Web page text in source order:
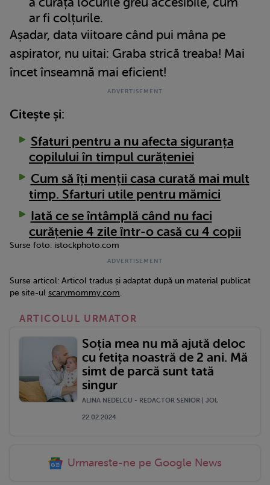
ar fi colțurile.
Așadar, data viitoare când pui mâna pe
aspirator, nu uitai: Graba strică treaba! Mai
încet înseamnă mai eficient!
Citește și:
Sfaturi pentru a nu afecta siguranța
copilului în timpul curățeniei
Cum să îți menții casa curată mai mult
timp. Sfarturi utile pentru mămici
Iată ce se întâmplă când nu faci
curățenie 4 zile într-o casă cu 4 copii
Surse foto: istockphoto.com
Surse articol: Articol tradus și adaptat după un material publicat
pe site-ul scarymommy.com.
ARTICOLUL URMATOR
Soția mea nu mă ajută deloc
cu fetița noastră de 2 ani. Mă
simt de parcă sunt tată
singur
ALINA NEDELCU - REDACTOR SENIOR | JOI,
22.02.2024
Urmareste-ne pe Google News